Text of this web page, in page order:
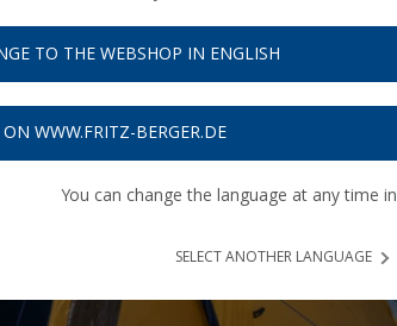
TO THE WEBSHOP IN ENGLISH
ON WWW.FRITZ-BERGER.DE
You can change the language at any time
SELECT ANOTHER LANGUAGE